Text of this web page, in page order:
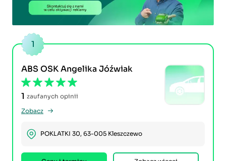
1
ABS OSK Angelika Jóźwiak
1 zaufanych opinii
Zobacz
POKLATKI 30, 63-005 Kleszczewo